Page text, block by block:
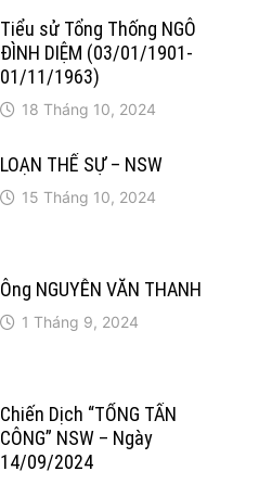
Tiểu sử Tổng Thống NGÔ
ĐÌNH DIỆM (03/01/1901-
01/11/1963)
18 Tháng 10, 2024
LOẠN THẾ SỰ – NSW
15 Tháng 10, 2024
Ông NGUYỄN VĂN THANH
1 Tháng 9, 2024
Chiến Dịch “TỔNG TẤN
CÔNG” NSW – Ngày
14/09/2024